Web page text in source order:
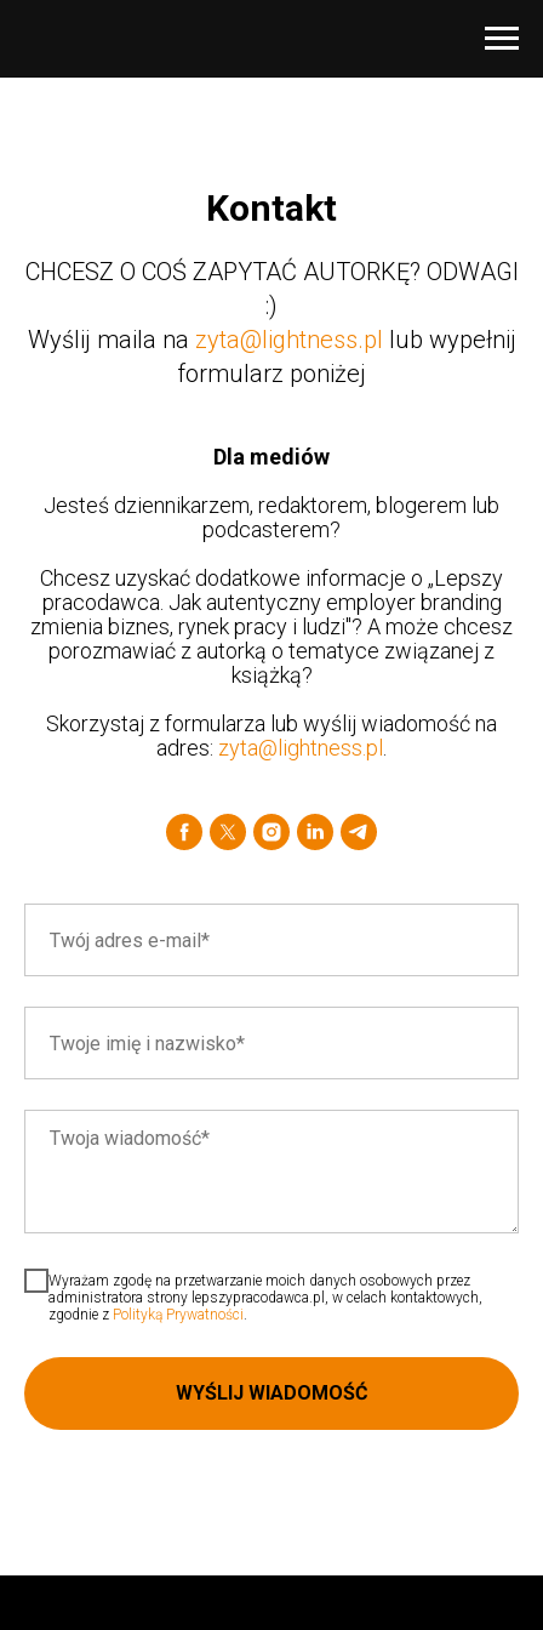
Kontakt
CHCESZ O COŚ ZAPYTAĆ AUTORKĘ? ODWAGI
:)
Wyślij maila na zyta@lightness.pl lub wypełnij
formularz poniżej
Dla mediów
Jesteś dziennikarzem, redaktorem, blogerem lub
podcasterem?
Chcesz uzyskać dodatkowe informacje o „Lepszy
pracodawca. Jak autentyczny employer branding
zmienia biznes, rynek pracy i ludzi"? A może chcesz
porozmawiać z autorką o tematyce związanej z
książką?
Skorzystaj z formularza lub wyślij wiadomość na
adres: zyta@lightness.pl
Wyrażam zgodę na przetwarzanie moich danych osobowych przez
administratora strony lepszypracodawca.pl, w celach kontaktowych,
zgodnie z Polityką Prywatności
WYŚLIJ WIADOMOŚĆ